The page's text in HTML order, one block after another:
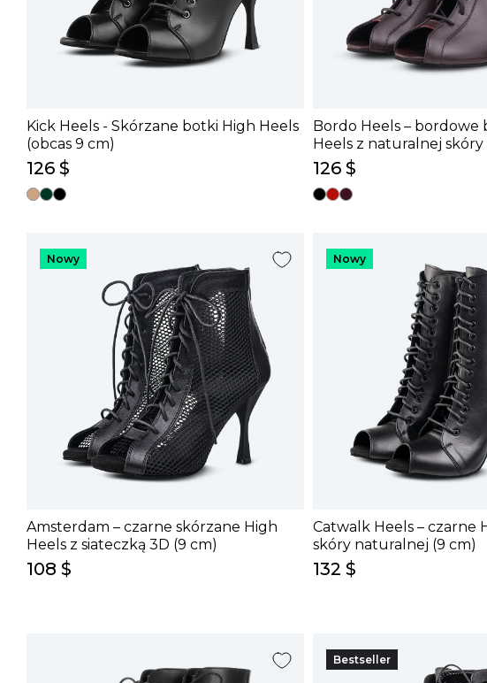
Kick Heels - Skórzane botki High Heels
(obcas 9 cm)
126 $
Bordo Heels – bordowe
Heels z naturalnej skóry
126 $
Nowy
Amsterdam – czarne skórzane High
Heels z siateczką 3D (9 cm)
108 $
Nowy
Catwalk Heels – czarne
skóry naturalnej (9 cm)
132 $
Bestseller